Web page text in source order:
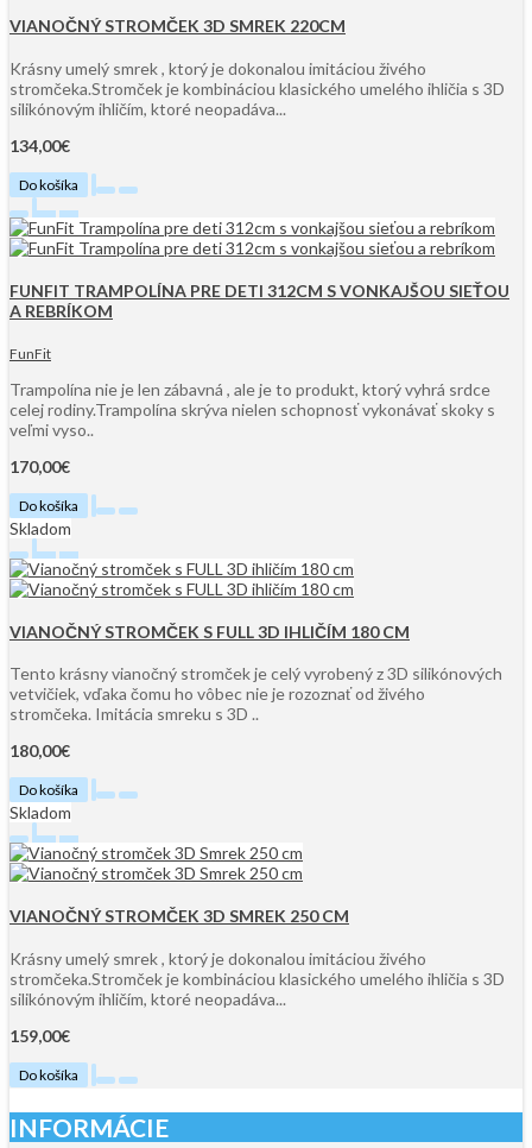
VIANOČNÝ STROMČEK 3D SMREK 220CM
Krásny umelý smrek , ktorý je dokonalou imitáciou živého
stromčeka.Stromček je kombináciou klasického umelého ihličia s 3D
silikónovým ihličím, ktoré neopadáva...
134,00€
Do košíka
FUNFIT TRAMPOLÍNA PRE DETI 312CM S VONKAJŠOU SIEŤOU
A REBRÍKOM
FunFit
Trampolína nie je len zábavná , ale je to produkt, ktorý vyhrá srdce
celej rodiny.Trampolína skrýva nielen schopnosť vykonávať skoky s
veľmi vyso..
170,00€
Do košíka
Skladom
VIANOČNÝ STROMČEK S FULL 3D IHLIČÍM 180 CM
Tento krásny vianočný stromček je celý vyrobený z 3D silikónových
vetvičiek, vďaka čomu ho vôbec nie je rozoznať od živého
stromčeka. Imitácia smreku s 3D ..
180,00€
Do košíka
Skladom
VIANOČNÝ STROMČEK 3D SMREK 250 CM
Krásny umelý smrek , ktorý je dokonalou imitáciou živého
stromčeka.Stromček je kombináciou klasického umelého ihličia s 3D
silikónovým ihličím, ktoré neopadáva...
159,00€
Do košíka
INFORMÁCIE